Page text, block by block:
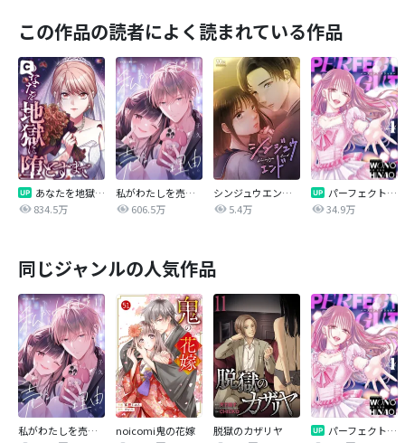
この作品の読者によく読まれている作品
あなたを地獄に堕とすまで
834.5万
私がわたしを売る理由
606.5万
シンジュウエンド【タテヨミ】
5.4万
パーフェクトグリッター
34.9万
同じジャンルの人気作品
私がわたしを売る理由
noicomi鬼の花嫁
脱獄のカザリヤ
パーフェクトグリッター